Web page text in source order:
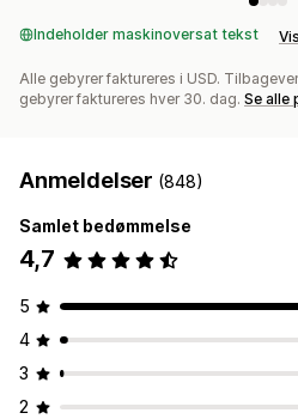
Indeholder maskinoversat tekst
Alle gebyrer faktureres i USD.
gebyrer faktureres hver 30. dag. Se alle
Anmeldelser (848)
Samlet bedømmelse
4,7
5
4
3
2